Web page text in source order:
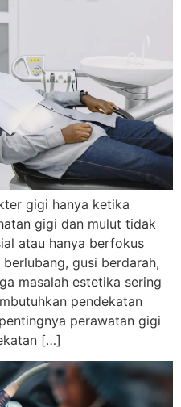
gigi hanya ketika
gigi dan mulut tidak
atau hanya berfokus
gusi berdarah,
masalah estetika sering
pendekatan
perawatan gigi
[…]